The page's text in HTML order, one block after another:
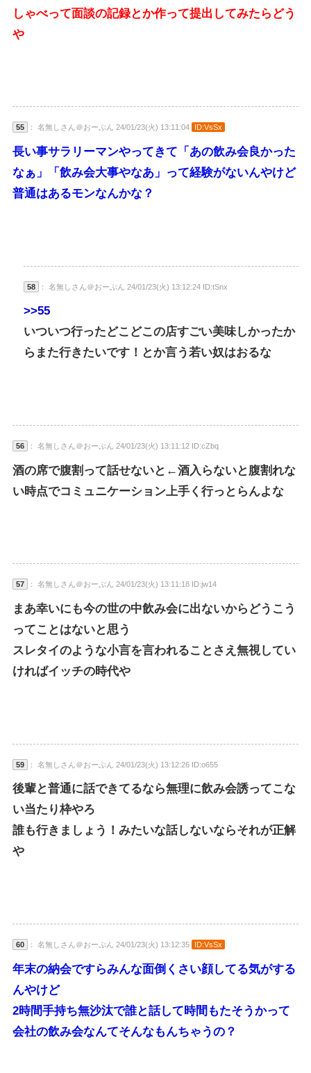
しゃべって面談の記録とか作って提出してみたらどう
や
55 ： 名無しさん＠おーぷん 24/01/23(火) 13:11:04 ID:VsSx
長い事サラリーマンやってきて「あの飲み会良かった
なぁ」「飲み会大事やなあ」って経験がないんやけど
普通はあるモンなんかな？
58 ： 名無しさん＠おーぷん 24/01/23(火) 13:12:24 ID:tSnx
>>55
いついつ行ったどこどこの店すごい美味しかったか
らまた行きたいです！とか言う若い奴はおるな
56 ： 名無しさん＠おーぷん 24/01/23(火) 13:11:12 ID:cZbq
酒の席で腹割って話せないと←酒入らないと腹割れな
い時点でコミュニケーション上手く行っとらんよな
57 ： 名無しさん＠おーぷん 24/01/23(火) 13:11:18 ID:jw14
まあ幸いにも今の世の中飲み会に出ないからどうこう
ってことはないと思う
スレタイのような小言を言われることさえ無視してい
ければイッチの時代や
59 ： 名無しさん＠おーぷん 24/01/23(火) 13:12:26 ID:o655
後輩と普通に話できてるなら無理に飲み会誘ってこな
い当たり枠やろ
誰も行きましょう！みたいな話しないならそれが正解
や
60 ： 名無しさん＠おーぷん 24/01/23(火) 13:12:35 ID:VsSx
年末の納会ですらみんな面倒くさい顔してる気がする
んやけど
2時間手持ち無沙汰で誰と話して時間もたそうかって
会社の飲み会なんてそんなもんちゃうの？